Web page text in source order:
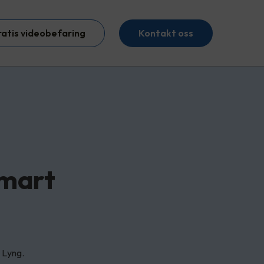
videobefaring Kontakt oss